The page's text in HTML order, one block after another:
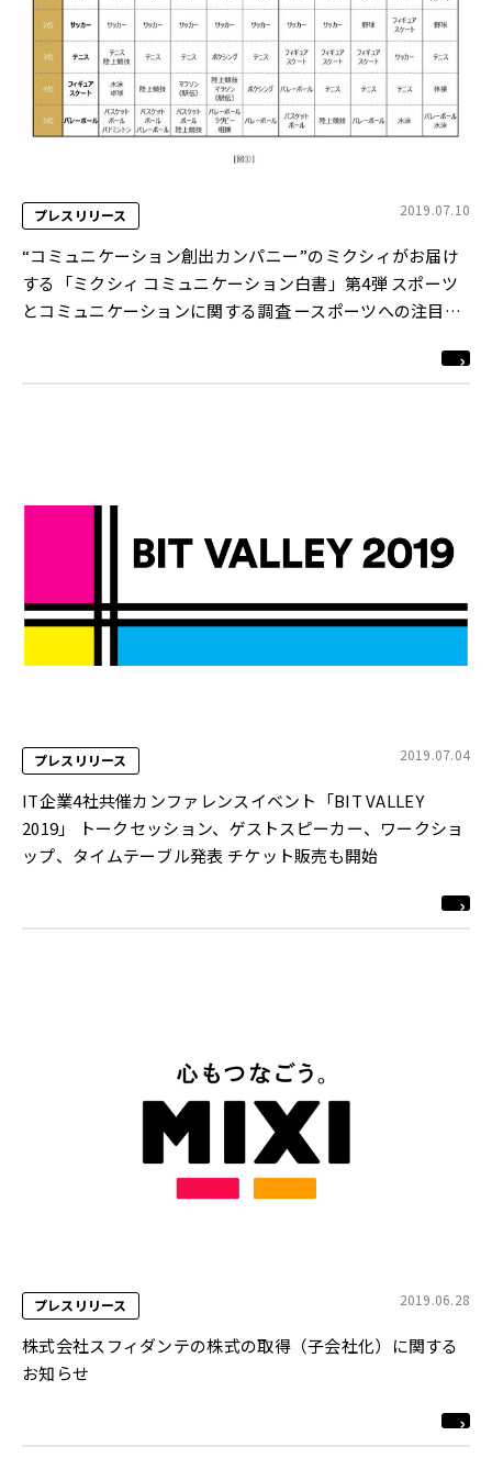
プレスリリース 2019.07.10
“コミュニケーション創出カンパニー”のミクシィがお届け
する「ミクシィ コミュニケーション白書」第4弾 スポーツ
とコミュニケーションに関する調査 ースポーツへの注目度
プレスリリース 2019.07.04
IT企業4社共催カンファレンスイベント「BIT VALLEY
2019」 トークセッション、ゲストスピーカー、ワークショ
ップ、タイムテーブル発表 チケット販売も開始
プレスリリース 2019.06.28
株式会社スフィダンテの株式の取得（子会社化）に関する
お知らせ